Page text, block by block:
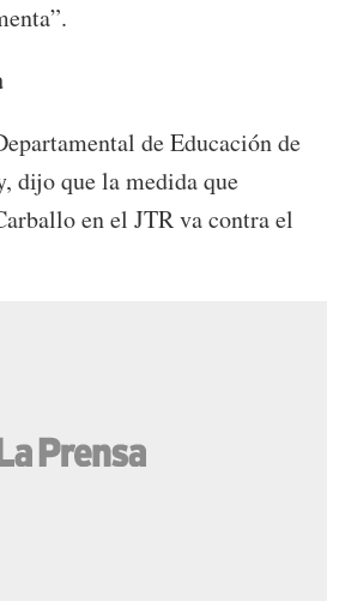
de Educación de
dijo que la medida que
en el JTR va contra el